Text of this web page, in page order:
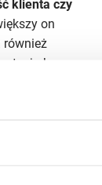
klienta czy
on
również
bazy
traktują
zbudować